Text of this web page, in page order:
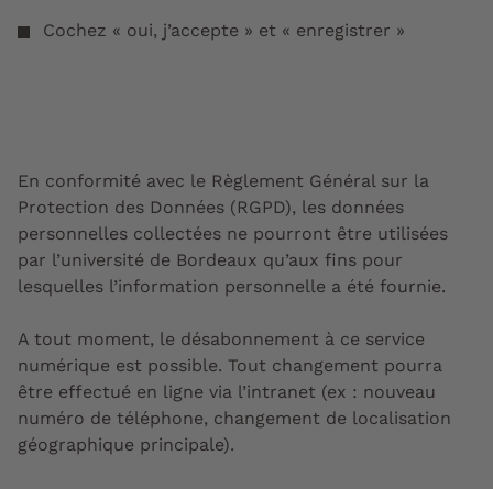
Cochez « oui, j’accepte » et « enregistrer »
En conformité avec le Règlement Général sur la
Protection des Données (RGPD), les données
personnelles collectées ne pourront être utilisées
par l’université de Bordeaux qu’aux fins pour
lesquelles l’information personnelle a été fournie.
A tout moment, le désabonnement à ce service
numérique est possible. Tout changement pourra
être effectué en ligne via l’intranet (ex : nouveau
numéro de téléphone, changement de localisation
géographique principale).